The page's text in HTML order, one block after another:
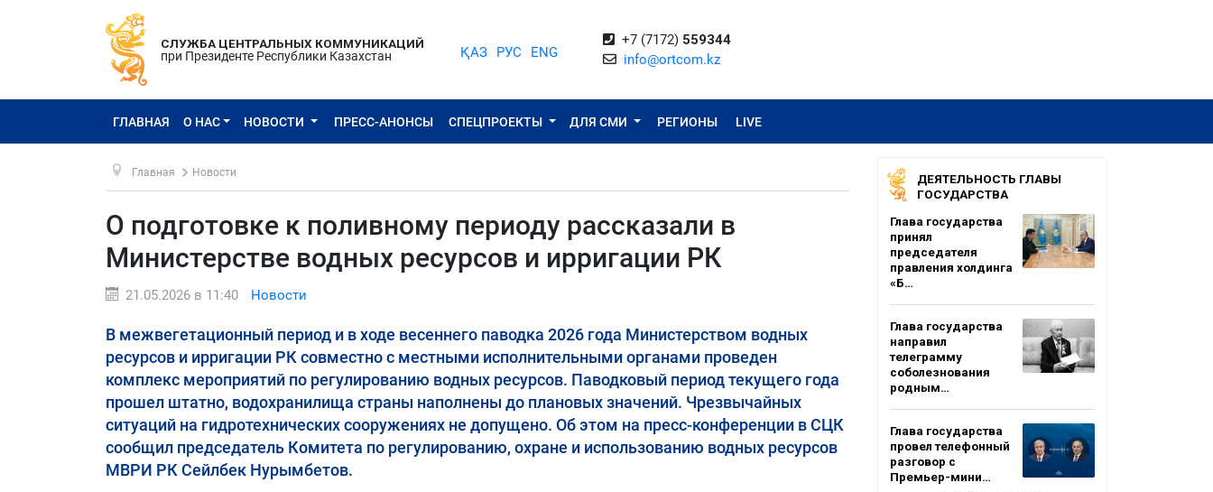
СЛУЖБА ЦЕНТРАЛЬНЫХ КОММУНИКАЦИЙ
при Президенте Республики Казахстан
ҚАЗ РУС ENG
+7 (7172) 559344
info@ortcom.kz
ГЛАВНАЯ О НАС НОВОСТИ ПРЕСС-АНОНСЫ СПЕЦПРОЕКТЫ ДЛЯ СМИ РЕГИОНЫ LIVE
Главная Новости
О подготовке к поливному периоду рассказали в
Министерстве водных ресурсов и ирригации РК
21.05.2026 в 11:40 Новости
В межвегетационный период и в ходе весеннего паводка 2026 года Министерством водных
ресурсов и ирригации РК совместно с местными исполнительными органами проведен
комплекс мероприятий по регулированию водных ресурсов. Паводковый период текущего года
прошел штатно, водохранилища страны наполнены до плановых значений. Чрезвычайных
ситуаций на гидротехнических сооружениях не допущено. Об этом на пресс-конференции в СЦК
сообщил председатель Комитета по регулированию, охране и использованию водных ресурсов
МВРИ РК Сейлбек Нурымбетов.
ДЕЯТЕЛЬНОСТЬ ГЛАВЫ
ГОСУДАРСТВА
Глава государства
принял
председателя
правления холдинга
«Б…
Глава государства
направил
телеграмму
соболезнования
родным…
Глава государства
провел телефонный
разговор с
Премьер-мини…